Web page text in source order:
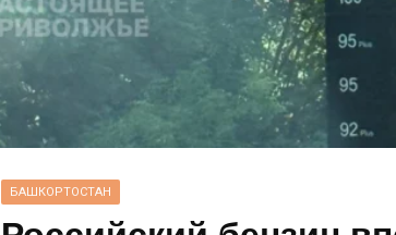
БАШКОРТОСТАН